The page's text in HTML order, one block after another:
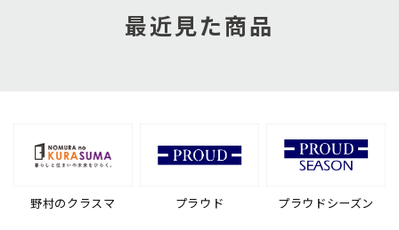
最近見た商品
野村のクラスマ プラウド プラウドシーズン